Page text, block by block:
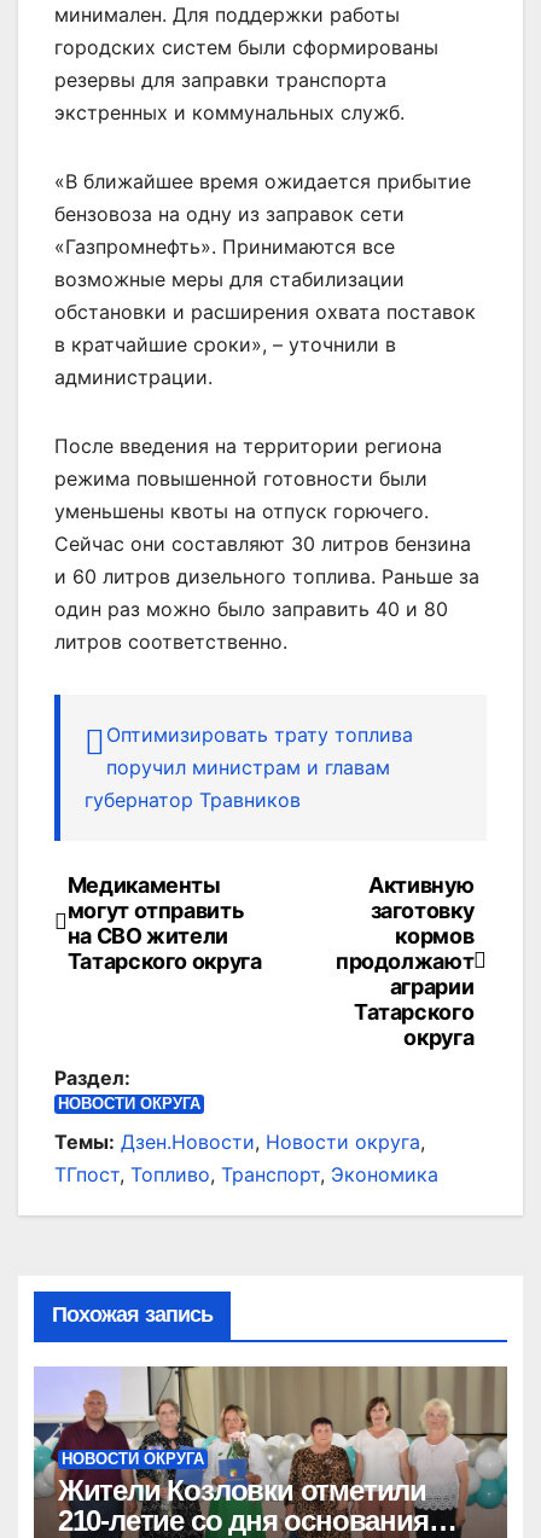
минимален. Для поддержки работы
городских систем были сформированы
резервы для заправки транспорта
экстренных и коммунальных служб.
«В ближайшее время ожидается прибытие
бензовоза на одну из заправок сети
«Газпромнефть». Принимаются все
возможные меры для стабилизации
обстановки и расширения охвата поставок
в кратчайшие сроки», – уточнили в
администрации.
После введения на территории региона
режима повышенной готовности были
уменьшены квоты на отпуск горючего.
Сейчас они составляют 30 литров бензина
и 60 литров дизельного топлива. Раньше за
один раз можно было заправить 40 и 80
литров соответственно.
Оптимизировать трату топлива
поручил министрам и главам
губернатор Травников
Навигация
по
Активную
заготовку
кормов
продолжают
аграрии
Татарского
округа
Медикаменты
могут отправить
на СВО жители
Татарского округа
Раздел:
НОВОСТИ ОКРУГА
Темы: Дзен.Новости, Новости округа,
ТГпост, Топливо, Транспорт, Экономика
Похожая запись
НОВОСТИ ОКРУГА
Жители Козловки отметили
210-летие со дня основания